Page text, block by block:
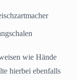
wie Hände
hierbei ebenfalls